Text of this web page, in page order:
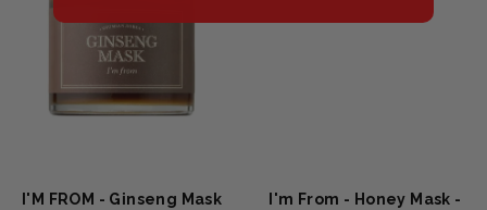
I'M FROM - Ginseng Mask
I'm From - Honey Mask -